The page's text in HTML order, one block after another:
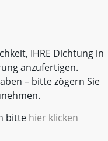
IHRE Dichtung in
anzufertigen.
– bitte zögern Sie
bitte hier klicken